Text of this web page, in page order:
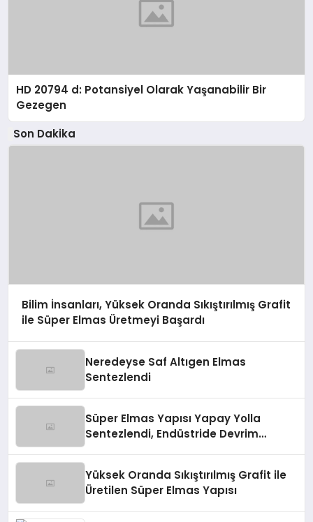
HD 20794 d: Potansiyel Olarak Yaşanabilir Bir
Gezegen
Son Dakika
Bilim İnsanları, Yüksek Oranda Sıkıştırılmış Grafit
ile Süper Elmas Üretmeyi Başardı
Neredeyse Saf Altıgen Elmas
Sentezlendi
Süper Elmas Yapısı Yapay Yolla
Sentezlendi, Endüstride Devrim
Yüksek Oranda Sıkıştırılmış Grafit ile
Üretilen Süper Elmas Yapısı